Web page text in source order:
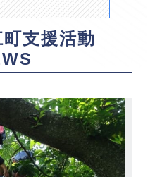
支援活動